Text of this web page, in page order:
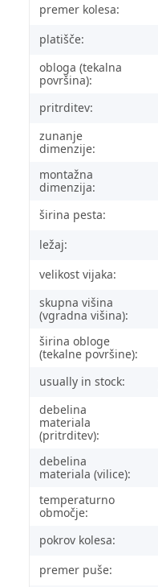
premer kolesa:
platišče:
obloga (tekalna
površina):
pritrditev:
zunanje
dimenzije:
montažna
dimenzija:
širina pesta:
ležaj:
velikost vijaka:
skupna višina
(vgradna višina):
širina obloge
(tekalne površine):
usually in stock:
debelina
materiala
(pritrditev):
debelina
materiala (vilice):
temperaturno
območje:
pokrov kolesa:
premer puše: